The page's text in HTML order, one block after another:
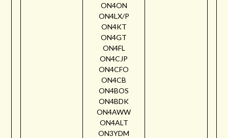
ON4ON
ON4LX/P
ON4KT
ON4GT
ON4FL
ON4CJP
ON4CFO
ON4CB
ON4BOS
ON4BDK
ON4AWW
ON4ALT
ON3YDM